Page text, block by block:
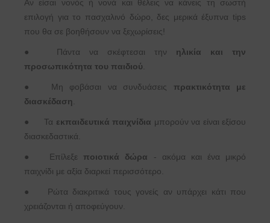
Αν είσαι νονός ή νονά και θέλεις να κάνεις τη σωστή
επιλογή για το πασχαλινό δώρο, δες μερικά έξυπνα tips
που θα σε βοηθήσουν να ξεχωρίσεις!
● Πάντα να σκέφτεσαι την ηλικία και την
προσωπικότητα του παιδιού
● Μη φοβάσαι να συνδυάσεις πρακτικότητα με
διασκέδαση
● Τα εκπαιδευτικά παιχνίδια μπορούν να είναι εξίσου
διασκεδαστικά.
● Επίλεξε ποιοτικά δώρα - ακόμα και ένα μικρό
παιχνίδι με αξία διαρκεί περισσότερο.
●
Ρώτα διακριτικά τους γονείς αν υπάρχει κάτι που
χρειάζονται ή αποφεύγουν.